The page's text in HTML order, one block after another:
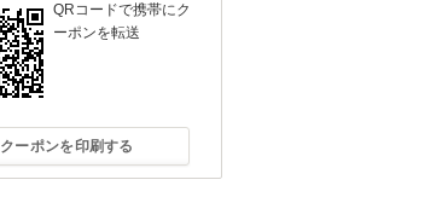
QRコードで携帯にク
ーポンを転送
クーポンを印刷する